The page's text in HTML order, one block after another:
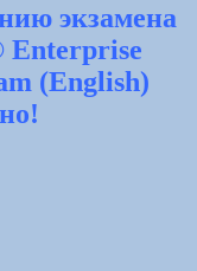
экзамена
Enterprise
(English)